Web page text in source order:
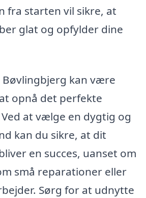
fra starten vil sikre, at
glat og opfylder dine
kan være
opnå det perfekte
at vælge en dygtig og
kan du sikre, at dit
en succes, uanset om
små reparationer eller
Sørg for at udnytte